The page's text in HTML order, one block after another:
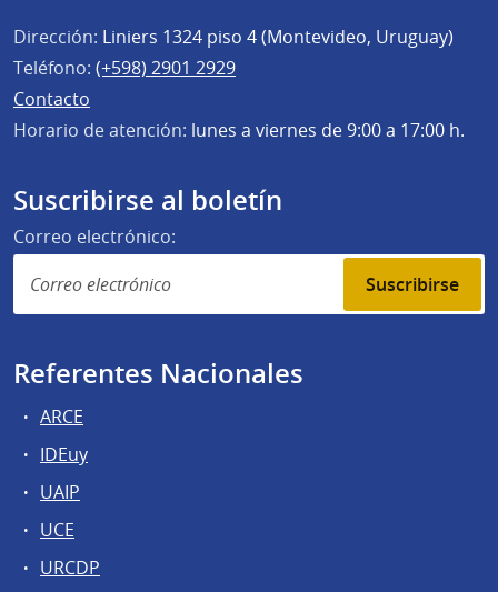
Dirección: Liniers 1324 piso 4 (Montevideo, Uruguay)
Teléfono: (+598) 2901 2929
Contacto
Horario de atención: lunes a viernes de 9:00 a 17:00 h.
Suscribirse al boletín
Correo electrónico:
Suscribirse
Referentes Nacionales
ARCE
IDEuy
UAIP
UCE
URCDP